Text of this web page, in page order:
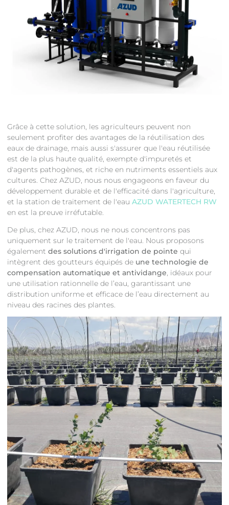
Grâce à cette solution, les agriculteurs peuvent non
seulement profiter des avantages de la réutilisation des
eaux de drainage, mais aussi s'assurer que l'eau réutilisée
est de la plus haute qualité, exempte d'impuretés et
d'agents pathogènes, et riche en nutriments essentiels aux
cultures. Chez AZUD, nous nous engageons en faveur du
développement durable et de l'efficacité dans l'agriculture,
et la station de traitement de l'eau AZUD WATERTECH RW
en est la preuve irréfutable.
De plus, chez AZUD, nous ne nous concentrons pas
uniquement sur le traitement de l'eau. Nous proposons
également des solutions d'irrigation de pointe qui
intègrent des goutteurs équipés de une technologie de
compensation automatique et antividange, idéaux pour
une utilisation rationnelle de l’eau, garantissant une
distribution uniforme et efficace de l’eau directement au
niveau des racines des plantes.